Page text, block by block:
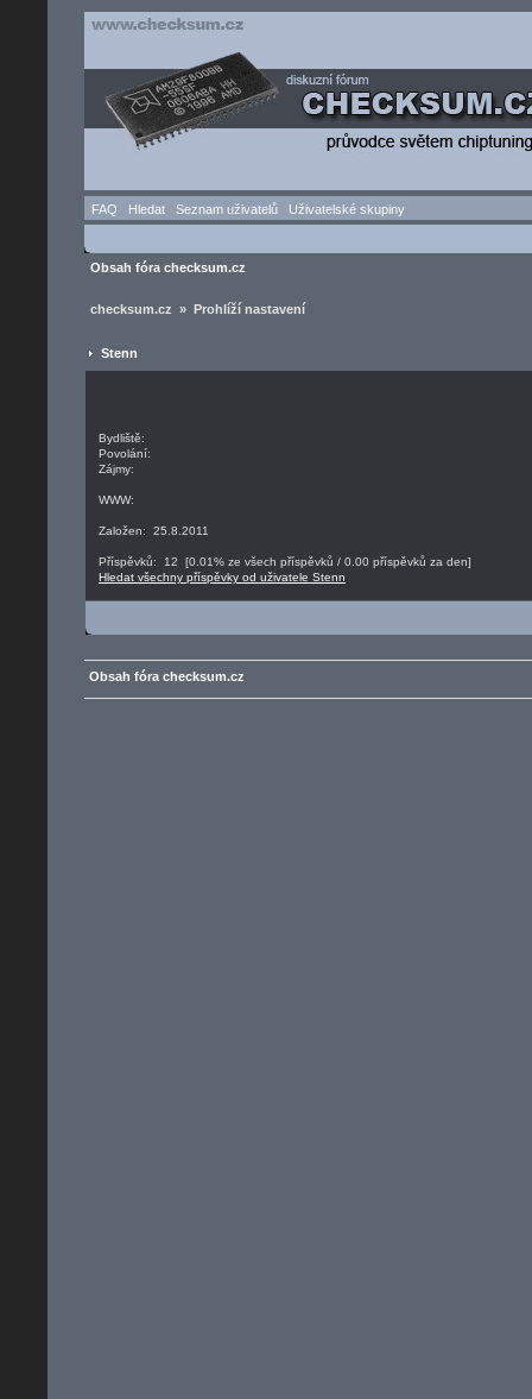
FAQ Hledat Seznam uživatelů Uživatelské skupiny
Obsah fóra checksum.cz
checksum.cz » Prohlíží nastavení
Stenn
Bydliště:
Povolání:
Zájmy:
WWW:
Založen: 25.8.2011
Příspěvků: 12 [0.01% ze všech příspěvků / 0.00 příspěvků za den]
Hledat všechny příspěvky od uživatele Stenn
Obsah fóra checksum.cz